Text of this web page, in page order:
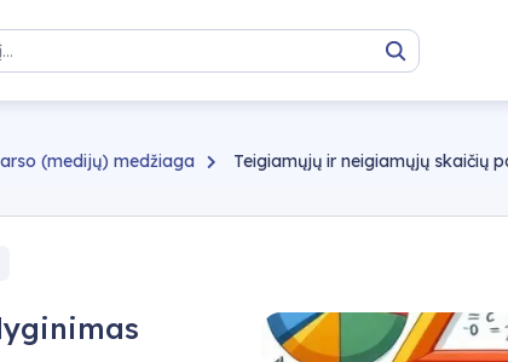
Paieška
(medijų) medžiaga Teigiamųjų ir neigiamųjų skaičių